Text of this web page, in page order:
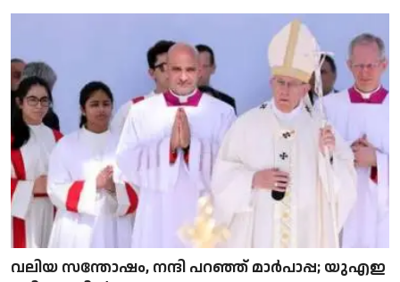
വലിയ സന്തോഷം, നന്ദി പറഞ്ഞ് മാർപാപ്പ; യുഎഇ